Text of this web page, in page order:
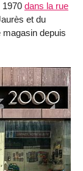
1970 dans la rue
et du
depuis